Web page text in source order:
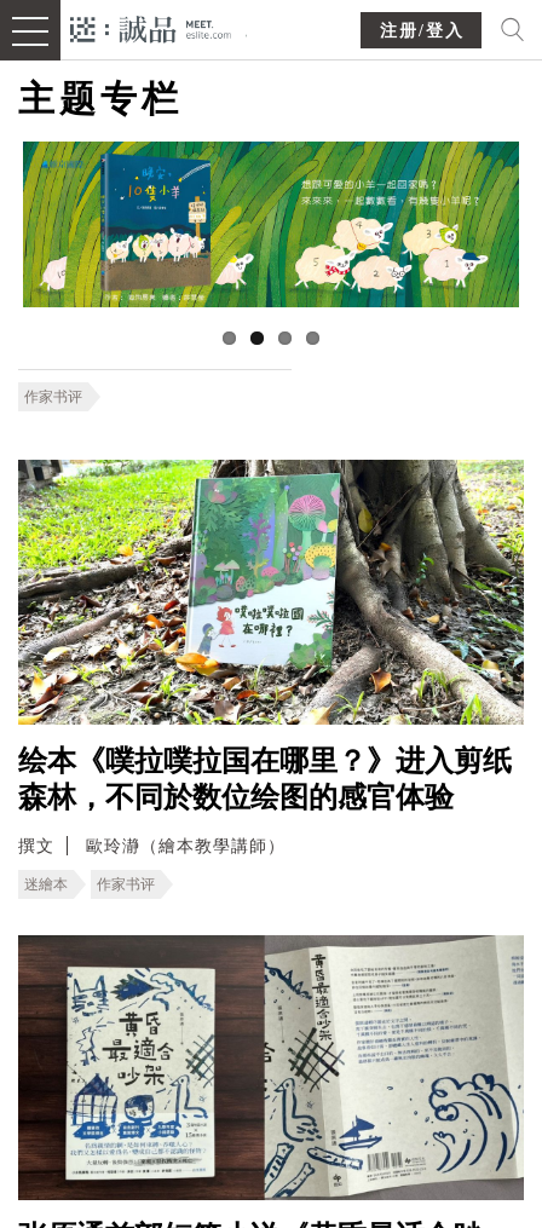
注册/登入
主题专栏
作家书评
绘本《噗拉噗拉国在哪里？》进入剪纸
森林，不同於数位绘图的感官体验
撰文 歐玲瀞（繪本教學講師）
迷繪本 作家书评